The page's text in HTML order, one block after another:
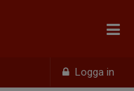
Logga in